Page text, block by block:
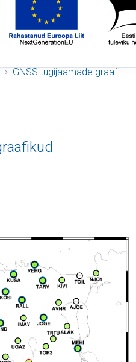
GNSS tugijaamade graafikud